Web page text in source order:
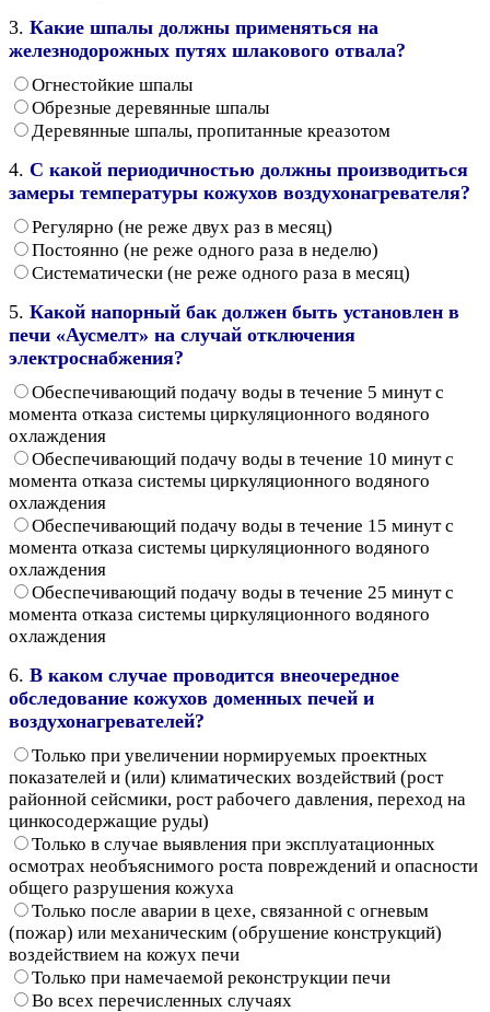
3. Какие шпалы должны применяться на
железнодорожных путях шлакового отвала?
Огнестойкие шпалы
Обрезные деревянные шпалы
Деревянные шпалы, пропитанные креазотом
4. С какой периодичностью должны производиться
замеры температуры кожухов воздухонагревателя?
Регулярно (не реже двух раз в месяц)
Постоянно (не реже одного раза в неделю)
Систематически (не реже одного раза в месяц)
5. Какой напорный бак должен быть установлен в
печи «Аусмелт» на случай отключения
электроснабжения?
Обеспечивающий подачу воды в течение 5 минут с
момента отказа системы циркуляционного водяного
охлаждения
Обеспечивающий подачу воды в течение 10 минут с
момента отказа системы циркуляционного водяного
охлаждения
Обеспечивающий подачу воды в течение 15 минут с
момента отказа системы циркуляционного водяного
охлаждения
Обеспечивающий подачу воды в течение 25 минут с
момента отказа системы циркуляционного водяного
охлаждения
6. В каком случае проводится внеочередное
обследование кожухов доменных печей и
воздухонагревателей?
Только при увеличении нормируемых проектных
показателей и (или) климатических воздействий (рост
районной сейсмики, рост рабочего давления, переход на
цинкосодержащие руды)
Только в случае выявления при эксплуатационных
осмотрах необъяснимого роста повреждений и опасности
общего разрушения кожуха
Только после аварии в цехе, связанной с огневым
(пожар) или механическим (обрушение конструкций)
воздействием на кожух печи
Только при намечаемой реконструкции печи
Во всех перечисленных случаях